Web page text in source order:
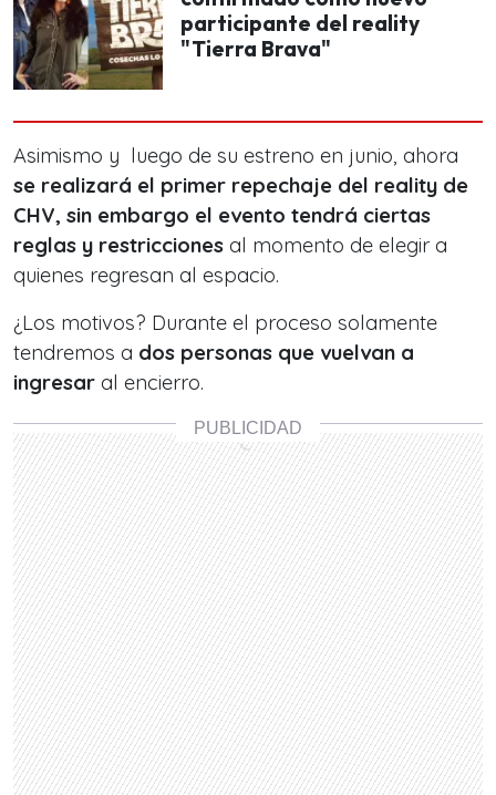
participante del reality
"Tierra Brava"
Asimismo y luego de su estreno en junio, ahora
se realizará el primer repechaje del reality de
CHV, sin embargo el evento tendrá ciertas
reglas y restricciones al momento de elegir a
quienes regresan al espacio.
¿Los motivos? Durante el proceso solamente
tendremos a dos personas que vuelvan a
ingresar al encierro.